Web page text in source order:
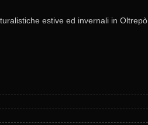
estive ed invernali in Oltrepò